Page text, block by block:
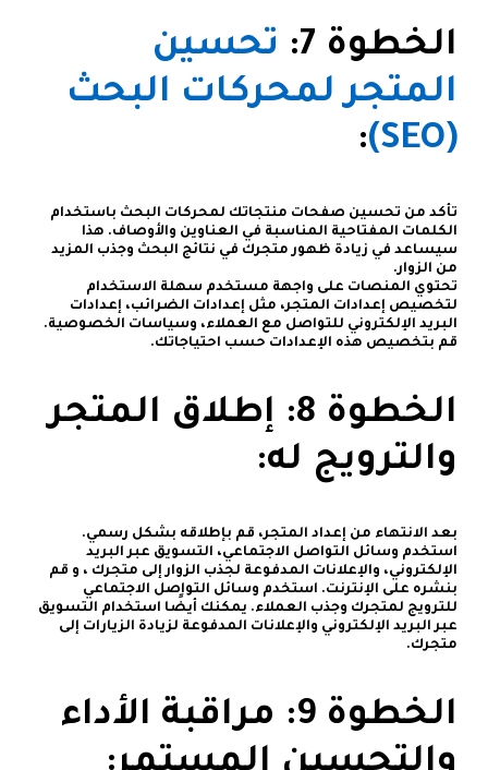
الخطوة 7:
تحسين
المتجر لمحركات البحث
(SEO)
:
تأكد من تحسين صفحات منتجاتك لمحركات البحث باستخدام
الكلمات المفتاحية المناسبة في العناوين والأوصاف. هذا
سيساعد في زيادة ظهور متجرك في نتائج البحث وجذب المزيد
من الزوار.
تحتوي المنصات على واجهة مستخدم سهلة الاستخدام
لتخصيص إعدادات المتجر، مثل إعدادات الضرائب، إعدادات
البريد الإلكتروني للتواصل مع العملاء، وسياسات الخصوصية.
قم بتخصيص هذه الإعدادات حسب احتياجاتك.
الخطوة 8: إطلاق المتجر
والترويج له:
بعد الانتهاء من إعداد المتجر، قم بإطلاقه بشكل رسمي.
استخدم وسائل التواصل الاجتماعي، التسويق عبر البريد
الإلكتروني، والإعلانات المدفوعة لجذب الزوار إلى متجرك ، و قم
بنشره على الإنترنت. استخدم وسائل التواصل الاجتماعي
للترويج لمتجرك وجذب العملاء. يمكنك أيضًا استخدام التسويق
عبر البريد الإلكتروني والإعلانات المدفوعة لزيادة الزيارات إلى
متجرك.
الخطوة 9: مراقبة الأداء